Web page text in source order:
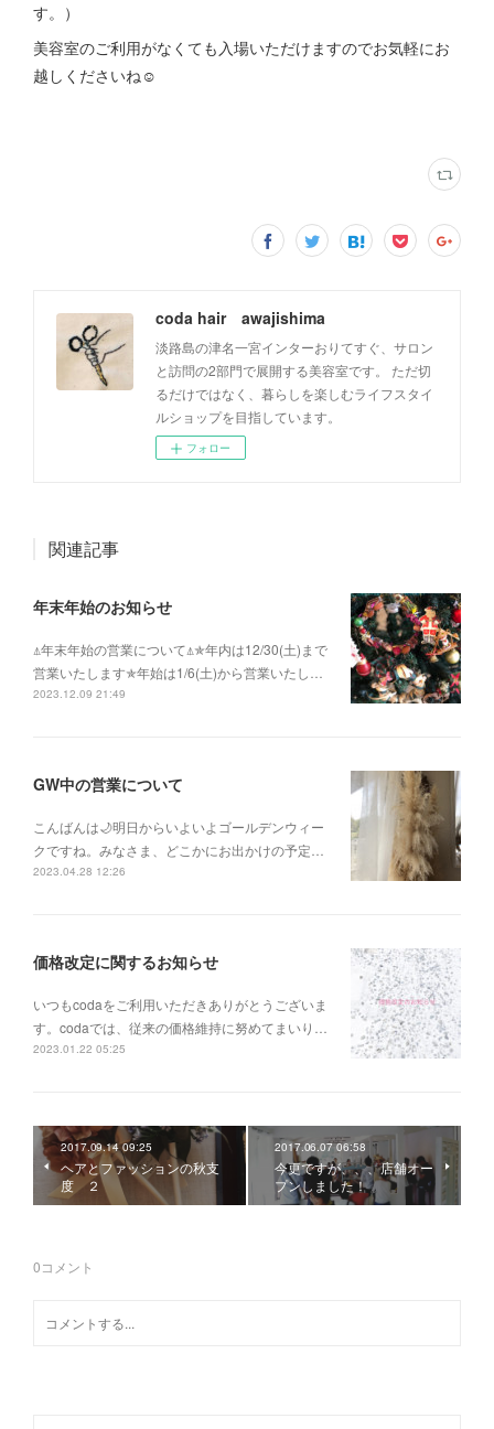
す。）
美容室のご利用がなくても入場いただけますのでお気軽にお
越しくださいね☺︎
coda hair awajishima
淡路島の津名一宮インターおりてすぐ、サロン
と訪問の2部門で展開する美容室です。 ただ切
るだけではなく、暮らしを楽しむライフスタイ
ルショップを目指しています。
フォロー
関連記事
年末年始のお知らせ
⍋年末年始の営業について⍋✯年内は12/30(土)まで
営業いたします✯年始は1/6(土)から営業いたし…
2023.12.09 21:49
GW中の営業について
こんばんは🌙明日からいよいよゴールデンウィー
クですね。みなさま、どこかにお出かけの予定…
2023.04.28 12:26
価格改定に関するお知らせ
いつもcodaをご利用いただきありがとうございま
す。codaでは、従来の価格維持に努めてまいり…
2023.01.22 05:25
2017.09.14 09:25
ヘアとファッションの秋支
度 ２
2017.06.07 06:58
今更ですが、、、店舗オー
プンしました！
0コメント